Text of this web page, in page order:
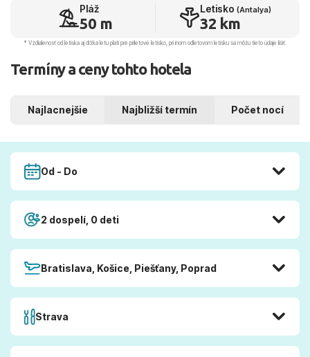
Pláž
50 m
Letisko (Antalya)
32 km
* Vzdialenosť od letiska aj dľžka letu platí pre príletové letisko, pri inom odletovom letisku sa môžu tieto údaje líšiť.
Termíny a ceny tohto hotela
Najlacnejšie Najbližší termín Počet nocí
Od - Do
2 dospelí, 0 deti
Bratislava, Košice, Piešťany, Poprad
Strava